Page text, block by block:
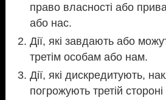
право власності або
або нас.
Дії, які завдають або
третім особам або нам.
Дії, які дискредитують,
погрожують третій